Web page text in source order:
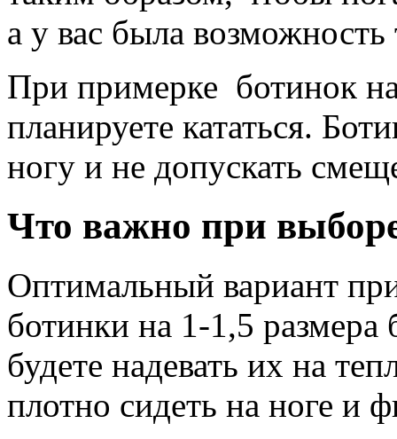
а у вас была
При примерке ботинок
планируете кататься.
ногу и не допускать
Что важно при
Оптимальный вариант
ботинки на 1-1,5
будете надевать их на
плотно сидеть на ноге и